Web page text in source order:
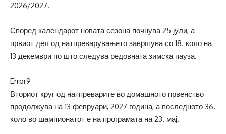
2026/2027.
Според календарот новата сезона почнува 25 јули, а
првиот дел од натпреварувањето завршува со 18. коло на
13 декември по што следува редовната зимска пауза.
Error9
Вториот круг од натпреварите во домашното првенство
продолжува на 13 февруари, 2027 година, а последното 36.
коло во шампионатот е на програмата на 23. мај.